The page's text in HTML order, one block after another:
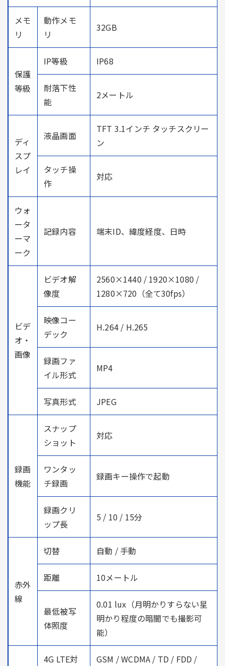
メモ
リ
動作メモ
リ
32GB
保護
等級
IP等級 IP68
耐落下性
能
2メートル
ディ
スプ
レイ
液晶画面
TFT 3.1インチ タッチスクリー
ン
タッチ操
作
対応
ウォ
ータ
ーマ
ーク
記録内容 端末ID、緯度経度、日時
ビデ
オ・
画像
ビデオ解
像度
2560×1440 / 1920×1080 /
1280×720（全て30fps）
映像コー
デック
H.264 / H.265
録画ファ
イル形式
MP4
写真形式 JPEG
録画
機能
スナップ
ショット
対応
ワンタッ
チ録画
録画キー操作で起動
録画クリ
ップ長
5 / 10 / 15分
赤外
線
切替 自動 / 手動
距離 10メートル
最低被写
体照度
0.01 lux（月明かりすらない星
明かり程度の暗闇でも撮影可
能）
4G LTE対
GSM / WCDMA / TD / FDD /